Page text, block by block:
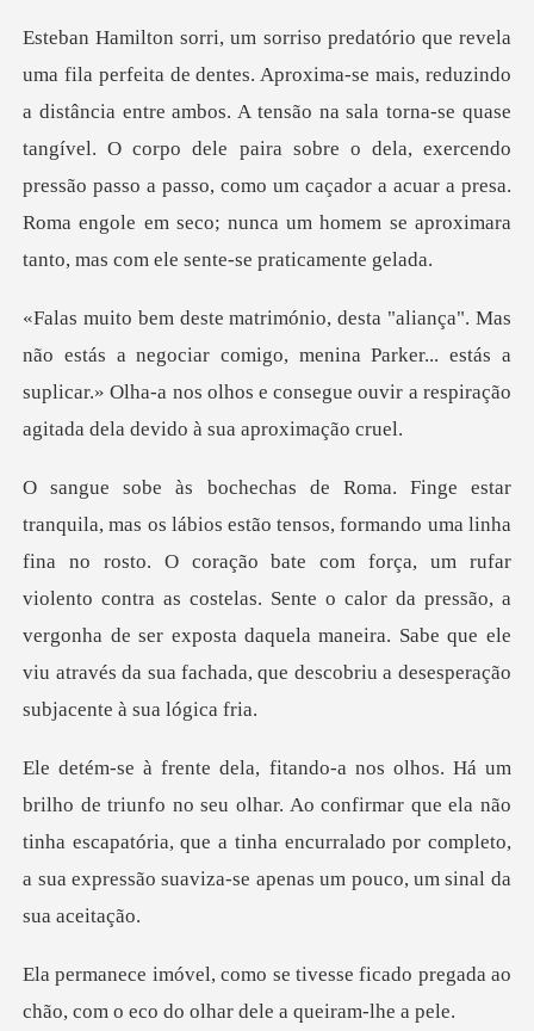
entre ambos. A tensão na sala torna-se quase
tangível. O corpo dele paira sobre o dela, exercendo
pressão passo a passo, como
gociar comigo, menina Parker... estás a
suplicar.» Olha-a nos olhos e
to. O coração bate com força, um rufar
violento contra as costelas. Sente o calor da pressão, a
vergonha de ser expos
olhar. Ao confirmar que ela não
tinha escapatória, que a tinha encurralado por
se ficado pregada ao
chão, com o ec